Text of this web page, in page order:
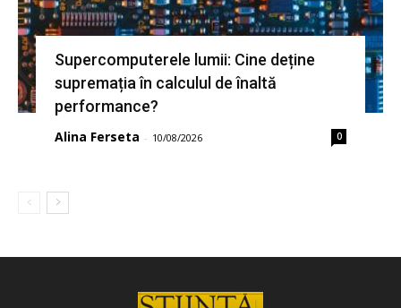
Supercomputerele lumii: Cine deține
supremația în calculul de înaltă
performance?
Alina Ferseta - 10/08/2026 0